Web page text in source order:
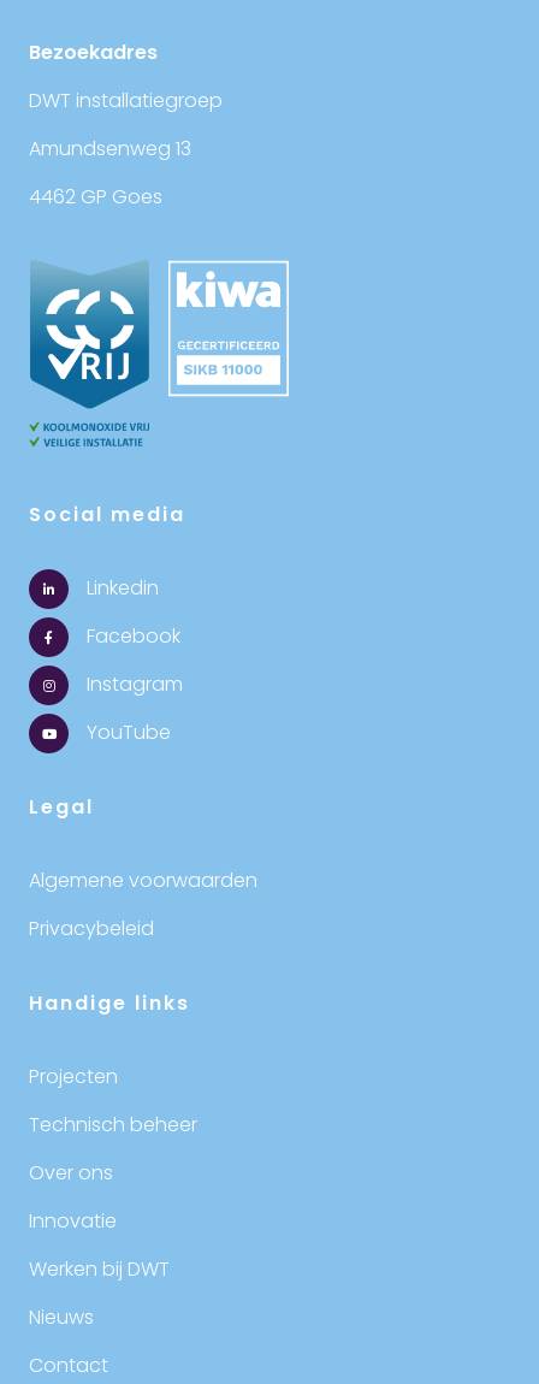
Bezoekadres
DWT installatiegroep
Amundsenweg 13
4462 GP Goes
Social media
Linkedin
Facebook
Instagram
YouTube
Legal
Algemene voorwaarden
Privacybeleid
Handige links
Projecten
Technisch beheer
Over ons
Innovatie
Werken bij DWT
Nieuws
Contact